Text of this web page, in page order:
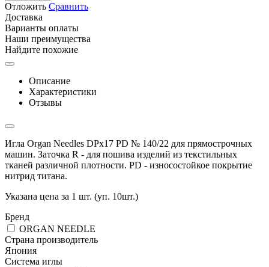
Отложить Сравнить
Доставка
Варианты оплаты
Наши преимущества
Найдите похожие
Описание
Характеристики
Отзывы
Игла Organ Needles DPx17 PD № 140/22 для прямострочных
машин. Заточка R - для пошива изделий из текстильных
тканей различной плотности. PD - износостойкое покрытие
нитрид титана.
Указана цена за 1 шт. (уп. 10шт.)
Бренд
ORGAN NEEDLE
Страна производитель
Япония
Система иглы